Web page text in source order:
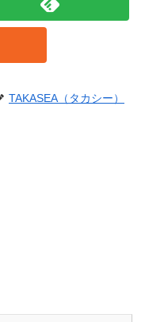
TAKASEA（タカシー）